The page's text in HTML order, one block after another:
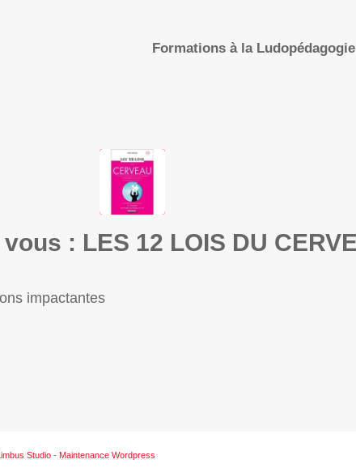
Formations à la Ludopédagogie
: LES 12 LOIS DU
impactantes
Studio - Maintenance Wordpress